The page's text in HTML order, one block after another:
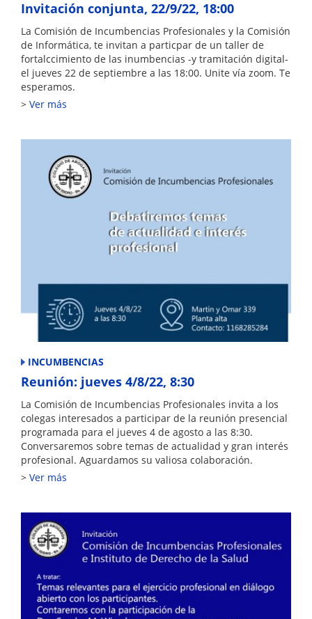
Invitación conjunta, 22/9/22, 18:00
La Comisión de Incumbencias Profesionales y la Comisión
de Informática, te invitan a particpar de un taller de
fortalccimiento de las inumbencias -y tramitación digital-
el jueves 22 de septiembre a las 18:00. Unite vía zoom. Te
esperamos.
Ver más
INCUMBENCIAS
Reunión: jueves 4/8/22, 8:30
La Comisión de Incumbencias Profesionales invita a los
colegas interesados a participar de la reunión presencial
programada para el jueves 4 de agosto a las 8:30.
Conversaremos sobre temas de actualidad y gran interés
profesional. Aguardamos su valiosa colaboración.
Ver más